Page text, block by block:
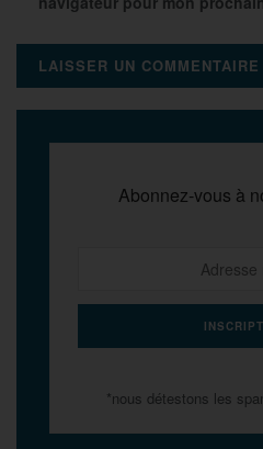
Abonnez-vous à
*nous détestons les